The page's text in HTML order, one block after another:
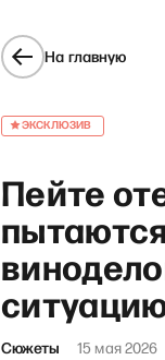
На главную
ЭКСКЛЮЗИВ
Пейте
Сюжеты 15 мая 2026